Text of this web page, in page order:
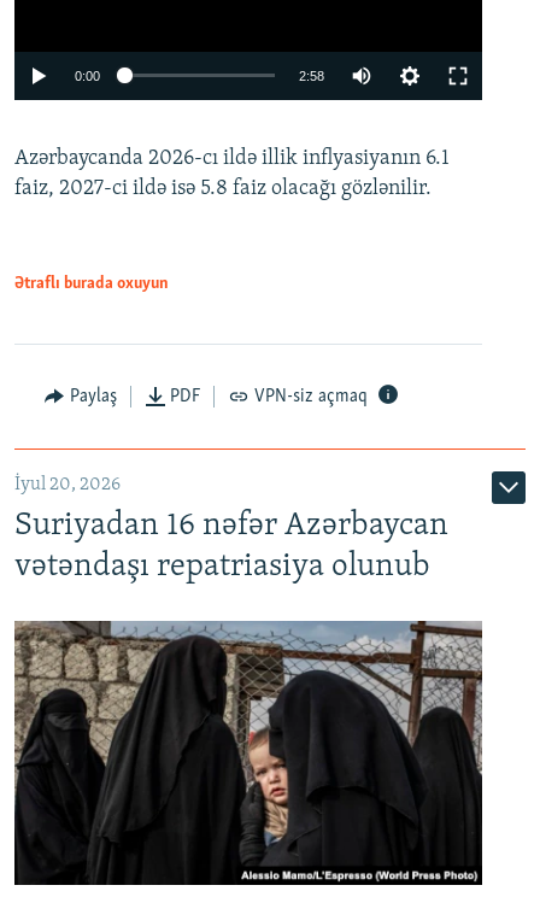
Auto
0:00 2:58
360p
480p
Azərbaycanda 2026-cı ildə illik inflyasiyanın 6.1
faiz, 2027-ci ildə isə 5.8 faiz olacağı gözlənilir.
Ətraflı burada oxuyun
Paylaş PDF VPN-siz açmaq
İyul 20, 2026
Suriyadan 16 nəfər Azərbaycan
vətəndaşı repatriasiya olunub